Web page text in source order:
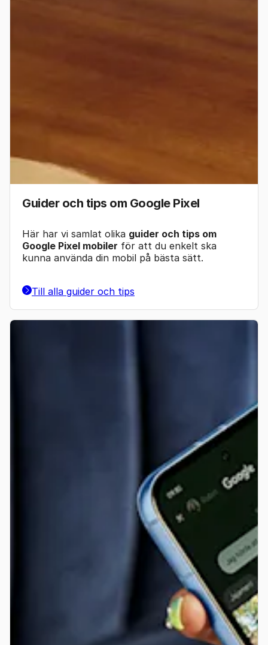
Guider och tips om Google Pixel
Här har vi samlat olika guider och tips om
Google Pixel mobiler för att du enkelt ska
kunna använda din mobil på bästa sätt.
Till alla guider och tips